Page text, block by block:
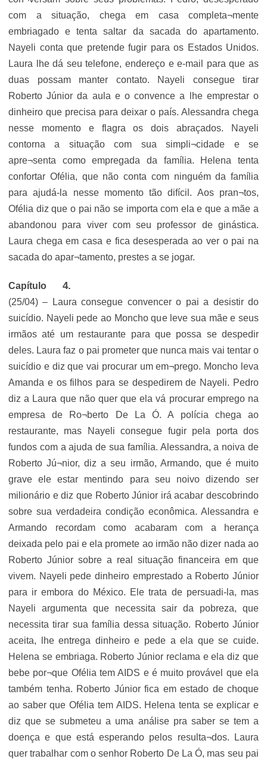
com a situação, chega em casa completa¬mente
embriagado e tenta saltar da sacada do apartamento.
Nayeli conta que pretende fugir para os Estados Unidos.
Laura lhe dá seu telefone, endereço e e-mail para que as
duas possam manter contato. Nayeli consegue tirar
Roberto Júnior da aula e o convence a lhe emprestar o
dinheiro que precisa para deixar o país. Alessandra chega
nesse momento e flagra os dois abraçados. Nayeli
contorna a situação com sua simpli¬cidade e se
apre¬senta como empregada da família. Helena tenta
confortar Ofélia, que não conta com ninguém da família
para ajudá-la nesse momento tão difícil. Aos pran¬tos,
Ofélia diz que o pai não se importa com ela e que a mãe a
abandonou para viver com seu professor de ginástica.
Laura chega em casa e fica desesperada ao ver o pai na
sacada do apar¬tamento, prestes a se jogar.
Capítulo
(25/04) – Laura consegue convencer o pai a desistir do
suicídio. Nayeli pede ao Moncho que leve sua mãe e seus
irmãos até um restaurante para que possa se despedir
deles. Laura faz o pai prometer que nunca mais vai tentar o
suicídio e diz que vai procurar um em¬prego. Moncho leva
Amanda e os filhos para se despedirem de Nayeli. Pedro
diz a Laura que não quer que ela vá procurar emprego na
empresa de Ro¬berto De La Ó. A polícia chega ao
restaurante, mas Nayeli consegue fugir pela porta dos
fundos com a ajuda de sua família. Alessandra, a noiva de
Roberto Jú¬nior, diz a seu irmão, Armando, que é muito
grave ele estar mentindo para seu noivo dizendo ser
milionário e diz que Roberto Júnior irá acabar descobrindo
sobre sua verdadeira condição econômica. Alessandra e
Armando recordam como acabaram com a herança
deixada pelo pai e ela promete ao irmão não dizer nada ao
Roberto Júnior sobre a real situação financeira em que
vivem. Nayeli pede dinheiro emprestado a Roberto Júnior
para ir embora do México. Ele trata de persuadi-la, mas
Nayeli argumenta que necessita sair da pobreza, que
necessita tirar sua família dessa situação. Roberto Júnior
aceita, lhe entrega dinheiro e pede a ela que se cuide.
Helena se embriaga. Roberto Júnior reclama e ela diz que
bebe por¬que Ofélia tem AIDS e é muito provável que ela
também tenha. Roberto Júnior fica em estado de choque
ao saber que Ofélia tem AIDS. Helena tenta se explicar e
diz que se submeteu a uma análise pra saber se tem a
doença e que está esperando pelos resulta¬dos. Laura
quer trabalhar com o senhor Roberto De La Ó, mas seu pai